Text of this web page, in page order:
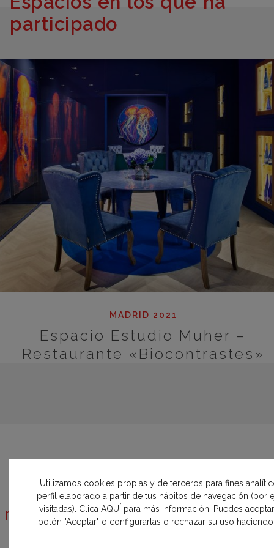
participado
MADRID 2021
Espacio Estudio Muher –
Restaurante «Biocontrastes»
¿Quieres conocer todas las
novedades sobre Casa Decor?
Utilizamos cookies propias y de terceros para fines
perfil elaborado a partir de tus hábitos de navegación (por
visitadas). Clica AQUÍ para más información. Puedes
botón "Aceptar" o configurarlas o rechazar su uso